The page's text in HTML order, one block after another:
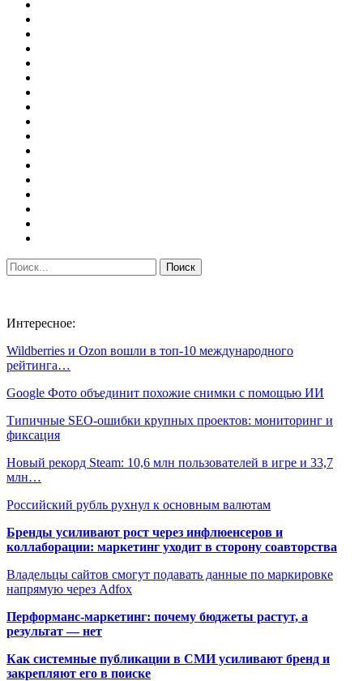
Интересное:
Wildberries и Ozon вошли в топ-10 международного
рейтинга…
Google Фото объединит похожие снимки с помощью ИИ
Типичные SEO-ошибки крупных проектов: мониторинг и
фиксация
Новый рекорд Steam: 10,6 млн пользователей в игре и 33,7
млн…
Российский рубль рухнул к основным валютам
Бренды усиливают рост через инфлюенсеров и
коллаборации: маркетинг уходит в сторону соавторства
Владельцы сайтов смогут подавать данные по маркировке
напрямую через Adfox
Перформанс-маркетинг: почему бюджеты растут, а
результат — нет
Как системные публикации в СМИ усиливают бренд и
закрепляют его в поиске